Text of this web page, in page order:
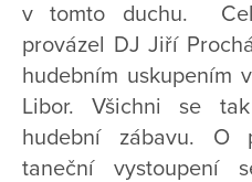
v tomto duchu.
provázel DJ Jiří
hudebním uskupením
Libor. Všichni se
hudební zábavu. O
taneční vystoupení